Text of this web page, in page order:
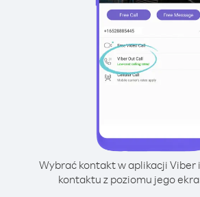
Wybrać kontakt w aplikacji Viber
kontaktu z poziomu jego